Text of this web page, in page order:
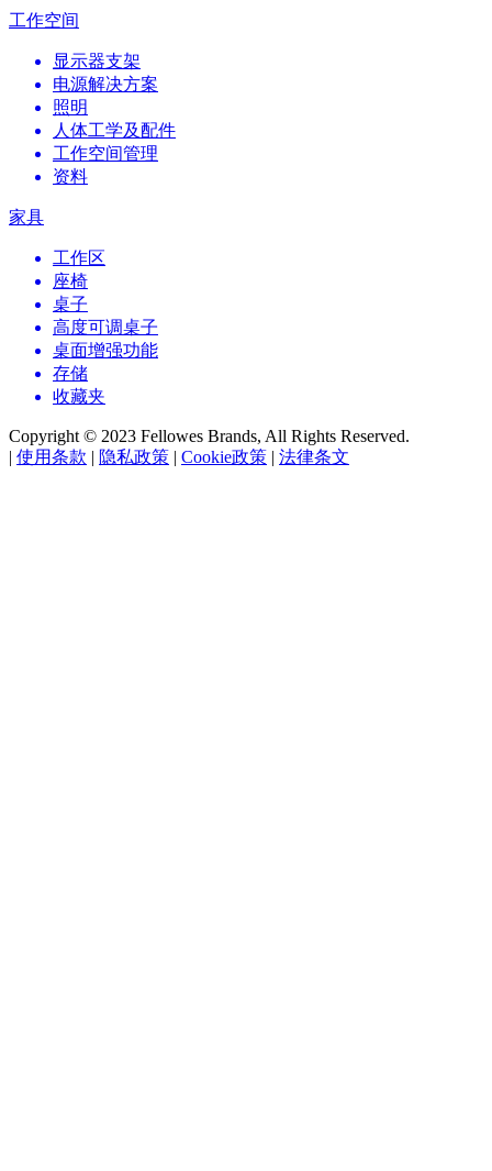
工作空间
显示器支架
电源解决方案
照明
人体工学及配件
工作空间管理
资料
家具
工作区
座椅
桌子
高度可调桌子
桌面增强功能
存储
收藏夹
Copyright © 2023 Fellowes Brands, All Rights Reserved.
| 使用条款 | 隐私政策 | Cookie政策 | 法律条文